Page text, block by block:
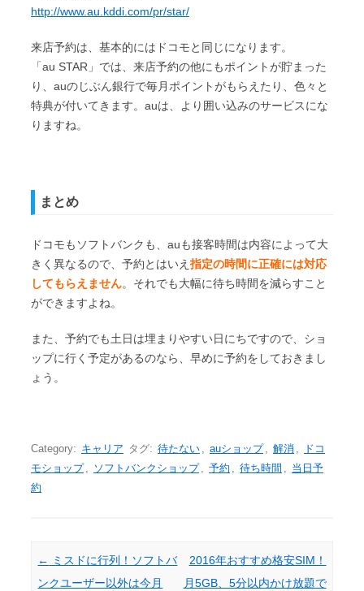
http://www.au.kddi.com/pr/star/
来店予約は、基本的にはドコモと同じになります。
「au STAR」では、来店予約の他にもポイントが貯まった
り、auのじぶん銀行で毎月ポイントがもらえたり、色々と
特典が付いてきます。auは、より囲い込みのサービスにな
りますね。
まとめ
ドコモもソフトバンクも、auも接客時間は内容によって大
きく異なるので、予約とはいえ 指定の時間に正確には対応
してもらえません。それでも大幅に待ち時間を減らすこと
ができますよね。
また、予約でも土日は埋まりやすい日にちですので、ショ
ップに行く予定があるのなら、早めに予約をしておきまし
ょう。
Category: キャリア タグ: 待たない , auショップ , 解消 ,
ドコ
モショップ , ソフトバンクショップ , 予約 , 待ち時間 , 当日予
約
Post navigation
← ミスドに行列！ソフトバ
ンクユーザー以外は今月
2016年おすすめ格安SIM！
月5GB、5分以内かけ放題で